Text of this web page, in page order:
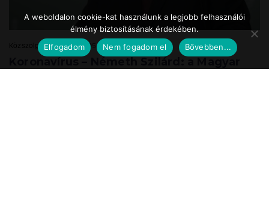
Közszolgálat.hu 2020.05.24. 17:39
A weboldalon cookie-kat használunk a legjobb felhasználói
élmény biztosításának érdekében.
Elfogadom
Nem fogadom el Bővebben...